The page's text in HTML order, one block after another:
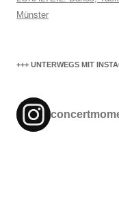
Münster
+++ UNTERWEGS MIT